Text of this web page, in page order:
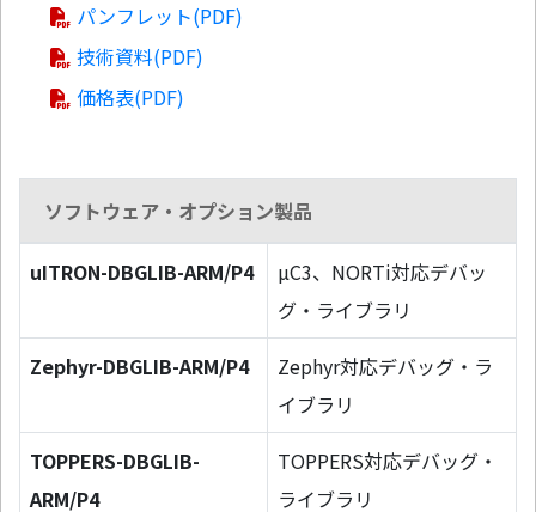
パンフレット(PDF)
技術資料(PDF)
価格表(PDF)
ソフトウェア・オプション製品
uITRON-DBGLIB-ARM/P4
µC3、NORTi対応デバッ
グ・ライブラリ
Zephyr-DBGLIB-ARM/P4
Zephyr対応デバッグ・ラ
イブラリ
TOPPERS-DBGLIB-
ARM/P4
TOPPERS対応デバッグ・
ライブラリ